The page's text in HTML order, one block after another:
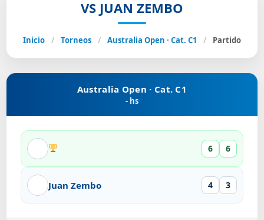
VS JUAN ZEMBO
Inicio / Torneos / Australia Open · Cat. C1 / Partido
Australia Open · Cat. C1
- hs
6 6
Juan Zembo 4 3